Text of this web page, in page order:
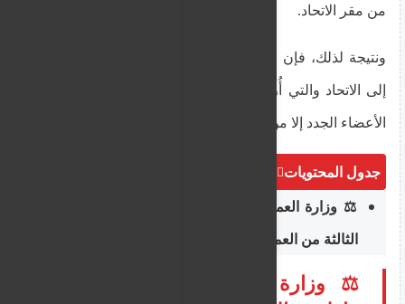
من مقر الاتحاد.
ونتيجة لذلك، فإن صورة عمال التوصيل الذين انضموا
إلى الاتحاد والتي أُرسلت إلى وسائل الإعلام لم تُظهر
الأعضاء الجدد إلا من الخلف للحفاظ على سريتهم.
جدول المحتويات
⚖️ وزارة العمل تدافع عن منع مواطني الدول
الثالثة من العمل القانوني أثناء الاستئناف
⚖️ وزارة العمل تدافع عن منع